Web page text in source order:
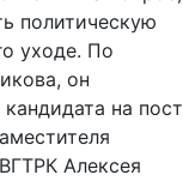
политическую
уходе. По
он
на пост
Алексея